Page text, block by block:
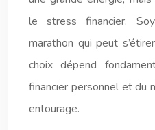
le stress financier.
marathon qui peut
choix dépend
financier personnel et du
entourage.